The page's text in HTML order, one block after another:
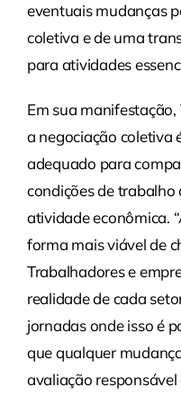
eventuais mudanças
coletiva e de uma
para atividades
Em sua
a negociação coletiva
adequado para
condições de trabalho
atividade econômica.
forma mais viável de
Trabalhadores e
realidade de cada
jornadas onde isso é
que qualquer
avaliação responsável